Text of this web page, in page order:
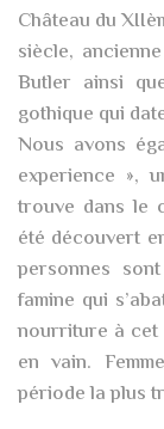
Château du
siècle,
Butler ainsi
gothique qui
Nous avons
experience »,
trouve dans le
été découvert
personnes
famine qui
nourriture à cet
en vain.
période la plus